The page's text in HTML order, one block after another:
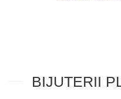
BIJUTERII